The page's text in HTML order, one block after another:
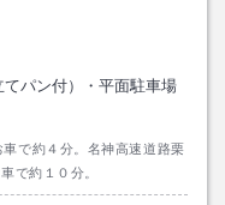
パン付）・平面駐車場
で約４分。名神高速道路栗
で約１０分。